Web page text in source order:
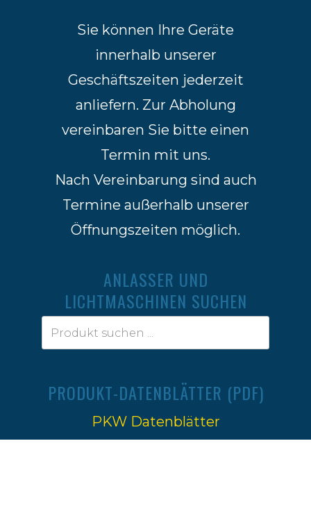
Sie können Ihre Geräte
innerhalb unserer
Geschäftszeiten jederzeit
anliefern. Zur Abholung
vereinbaren Sie bitte einen
Termin mit uns.
Nach Vereinbarung sind auch
Termine außerhalb unserer
Öffnungszeiten möglich.
ANLASSER UND
LICHTMASCHINEN SUCHEN
PRODUKT-DATENBLÄTTER (PDF)
PKW Datenblätter